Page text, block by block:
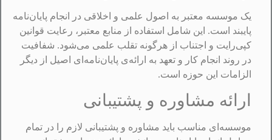
یک موسسه معتبر به اصول علمی و اخلاقی در انجام پایان‌نامه
پایبند است. این شامل استفاده از منابع معتبر، رعایت قوانین
کپی‌رایت و اجتناب از هرگونه تقلب علمی می‌شود. شفافیت
در روند انجام کار و تعهد به ارائه‌ی پایان‌نامه‌ای اصیل از دیگر
الزامات این حوزه است.
ارائه مشاوره و پشتیبانی
موسسه‌ای مناسب باید مشاوره و پشتیبانی لازم را در تمام